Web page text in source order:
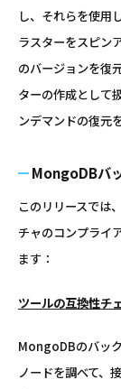
し、それらを使用
ラスターをスピン
のバージョンを復
ターの作成として
ンデマンドの復元
MongoDBバ
このリリースでは
チャのコンプライ
ます：
ツールの互換性チ
MongoDBのバッ
ノードを調べて、